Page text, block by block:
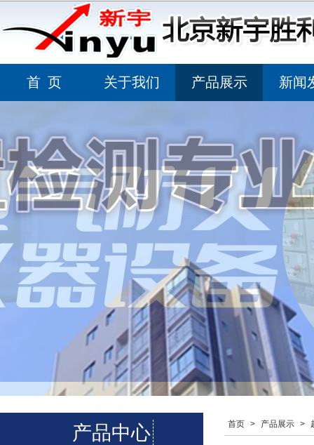
首 页 关于我们 产品展示 新闻
产品中心 首页 > 产品展示 >